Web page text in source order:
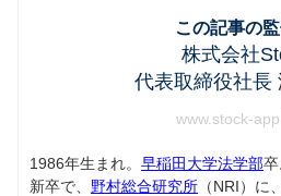
この記事の
株式会社
代表取締役社長
www.stock-
1986年生まれ。 早稲田大学法学部卒
新卒で、 野村総合研究所 （NRI）に